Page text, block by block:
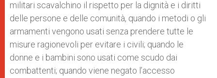
militari scavalchino il rispetto per la dignità e i diritti
delle persone e delle comunità, quando i metodi o gli
armamenti vengono usati senza prendere tutte le
misure ragionevoli per evitare i civili; quando le
donne e i bambini sono usati come scudo dai
combattenti; quando viene negato l’accesso